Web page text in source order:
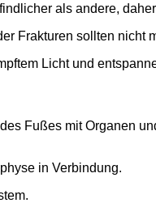
als andere,
Frakturen sollten nicht
Licht und
Fußes mit Organen
in Verbindung.